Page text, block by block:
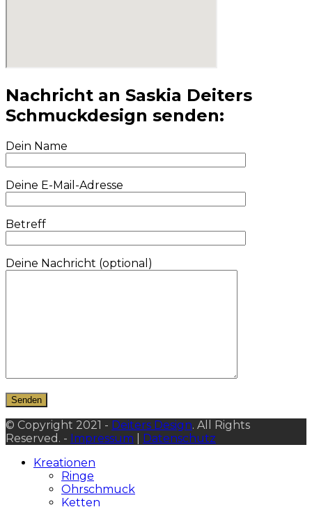
Nachricht an Saskia Deiters
Schmuckdesign senden:
Dein Name
Deine E-Mail-Adresse
Betreff
Deine Nachricht (optional)
© Copyright 2021 - Deiters Design. All Rights
Reserved. - Impressum
Datenschutz
Kreationen
Ringe
Ohrschmuck
Ketten